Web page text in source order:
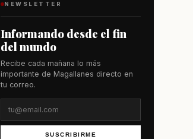
NEWSLETTER
Informando desde el fin
del mundo
Recibe cada mañana lo más
importante de Magallanes directo en
tu correo.
SUSCRIBIRME